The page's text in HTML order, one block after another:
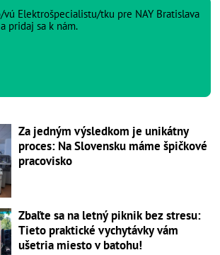
pridaj sa k nám.
Za jedným výsledkom je unikátny
proces: Na Slovensku máme špičkové
pracovisko
Zbaľte sa na letný piknik bez stresu:
Tieto praktické vychytávky vám
ušetria miesto v batohu!